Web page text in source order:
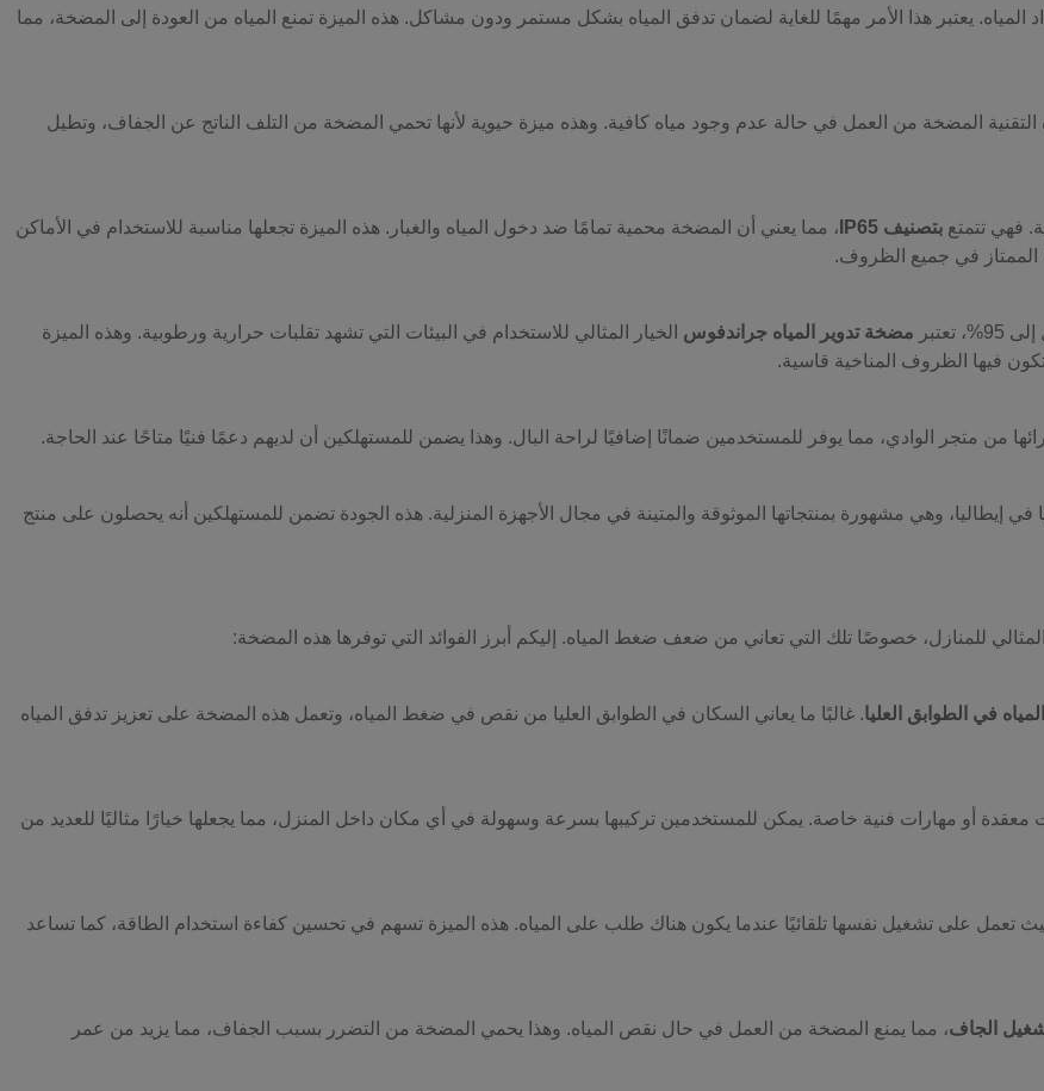
المياه. يعتبر هذا الأمر مهمًا للغاية لضمان تدفق المياه بشكل مستمر ودون مشاكل. هذه الميزة تمنع المياه من العودة إلى المضخة، مما
المضخة من العمل في حالة عدم وجود مياه كافية. وهذه ميزة حيوية لأنها تحمي المضخة من التلف الناتج عن الجفاف، وتطيل
فهي تتمتع بتصنيف IP65
، مما يعني أن المضخة محمية تمامًا ضد دخول المياه والغبار. هذه الميزة تجعلها مناسبة للاستخدام في الأماكن
الممتاز في جميع الظروف.
تعتبر مضخة تدوير المياه جراندفوس الخيار المثالي للاستخدام في البيئات التي تشهد تقلبات حرارية ورطوبية. وهذه الميزة
فيها الظروف المناخية قاسية.
من متجر الوادي، مما يوفر للمستخدمين ضمانًا إضافيًا لراحة البال. وهذا يضمن للمستهلكين أن لديهم دعمًا فنيًا متاحًا عند الحاجة.
في إيطاليا، وهي مشهورة بمنتجاتها الموثوقة والمتينة في مجال الأجهزة المنزلية. هذه الجودة تضمن للمستهلكين أنه يحصلون على منتج
المثالي للمنازل، خصوصًا تلك التي تعاني من ضعف ضغط المياه. إليكم أبرز الفوائد التي توفرها هذه المضخة:
في الطوابق العليا. غالبًا ما يعاني السكان في الطوابق العليا من نقص في ضغط المياه، وتعمل هذه المضخة على تعزيز تدفق المياه
أو مهارات فنية خاصة. يمكن للمستخدمين تركيبها بسرعة وسهولة في أي مكان داخل المنزل، مما يجعلها خيارًا مثاليًا للعديد من
تعمل على تشغيل نفسها تلقائيًا عندما يكون هناك طلب على المياه. هذه الميزة تسهم في تحسين كفاءة استخدام الطاقة، كما تساعد
الجاف، مما يمنع المضخة من العمل في حال نقص المياه. وهذا يحمي المضخة من التضرر بسبب الجفاف، مما يزيد من عمر